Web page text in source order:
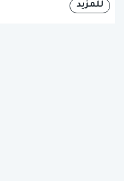
للمزيد